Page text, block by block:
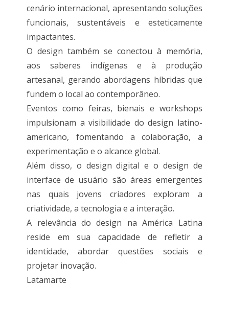
cenário internacional, apresentando soluções
funcionais, sustentáveis ​​e esteticamente
impactantes.
O design também se conectou à memória,
aos saberes indígenas e à produção
artesanal, gerando abordagens híbridas que
fundem o local ao contemporâneo.
Eventos como feiras, bienais e workshops
impulsionam a visibilidade do design latino-
americano, fomentando a colaboração, a
experimentação e o alcance global.
Além disso, o design digital e o design de
interface de usuário são áreas emergentes
nas quais jovens criadores exploram a
criatividade, a tecnologia e a interação.
A relevância do design na América Latina
reside em sua capacidade de refletir a
identidade, abordar questões sociais e
projetar inovação.
Latamarte